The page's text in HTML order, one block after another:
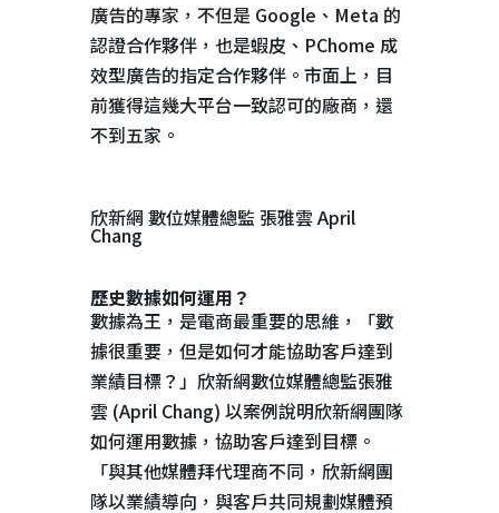
廣告的專家，不但是Google 、 Meta 的
認證合作夥伴，也是蝦皮、 PChome 成
效型廣告的指定合作夥伴。市面上，目
前獲得這幾大平台一致認可的廠商，還
不到五家。
欣新網 數位媒體總監 張雅雲 April
Chang
歷史數據如何運用？
數據為王，是電商最重要的思維，「數
據很重要，但是如何才能協助客戶達到
業績目標？」欣新網數位媒體總監張雅
雲(April Chang) 以案例說明欣新網團隊
如何運用數據，協助客戶達到目標。
「與其他媒體拜代理商不同，欣新網團
隊以業績導向，與客戶共同規劃媒體預